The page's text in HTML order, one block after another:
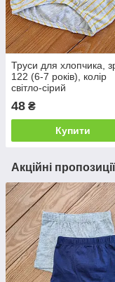
Труси для хлопчика,
122 (6-7 років), колір
світло-сірий
48 ₴
Купити
Акційні